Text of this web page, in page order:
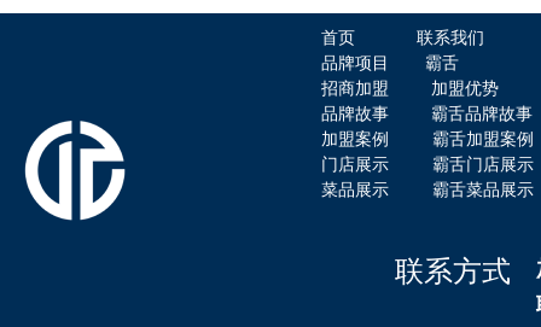
霸舌酸汤肥牛粉
联系方式
首页
联系我们
品牌项目
霸舌
招商加盟
加盟优势
品牌故事
霸舌品牌故事
加盟案例
霸舌加盟案例
门店展示
霸舌门店展示
菜品展示
霸舌菜品展示